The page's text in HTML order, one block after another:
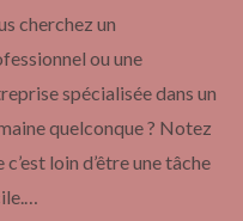
cherchez un
ou une
spécialisée dans un
quelconque ? Notez
c’est loin d’être une tâche